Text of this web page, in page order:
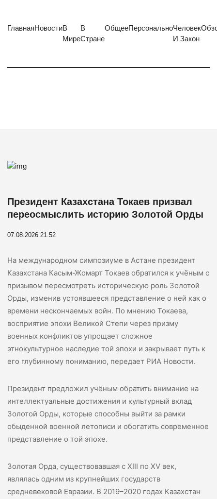
ГлавнаяНовостиВ
Мире
В
Стране
ОбщееПерсональноЧеловек
И Закон
Президент Казахстана Токаев призвал
переосмыслить историю Золотой Орды
07.08.2026 21:52
На международном симпозиуме в Астане президент
Казахстана Касым-Жомарт Токаев обратился к учёным с
призывом пересмотреть историческую роль Золотой
Орды, изменив устоявшееся представление о ней как о
времени нескончаемых войн. По мнению Токаева,
восприятие эпохи Великой Степи через призму
военных конфликтов упрощает сложное
этнокультурное наследие той эпохи и закрывает путь к
его глубинному пониманию, передает РИА Новости.
Президент предложил учёным обратить внимание на
интеллектуальные достижения и культурный вклад
Золотой Орды, которые способны выйти за рамки
обыденной военной летописи и обогатить современное
представление о той эпохе.
Золотая Орда, существовавшая с XIII по XV век,
являлась одним из крупнейших государств
средневековой Евразии. В 2019–2020 годах Казахстан